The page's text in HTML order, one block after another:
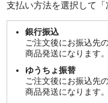
支払い方法を選択して「
銀行振込
ご注文後にお振込先
商品発送になります。
ゆうちょ振替
ご注文後にお振込先
商品発送になります。